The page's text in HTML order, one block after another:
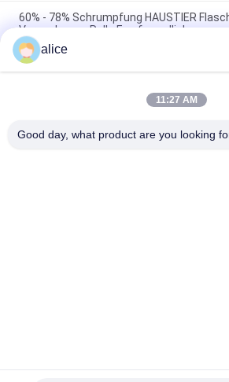
60% - 78% Schrumpfung HAUSTIER
Verpackungs-Rolle Eco freundlich
Klare feuchtigkeitsfeste HAUSTIER
Plastikflaschen
Klare ASTM-Standard-HAUSTIER
alice
11:27 AM
Good day, what product are you looking